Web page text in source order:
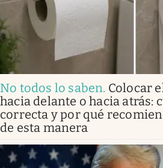
No todos lo saben. Colocar
hacia delante o hacia atrás:
correcta y por qué
de esta manera